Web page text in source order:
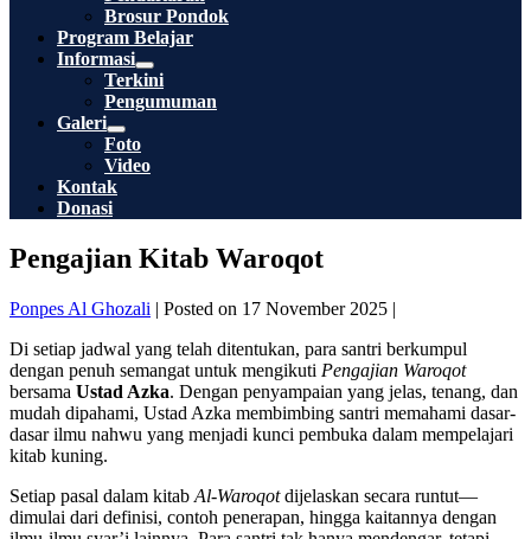
Brosur Pondok
Program Belajar
Informasi
Menu
Toggle
Terkini
Pengumuman
Galeri
Menu
Toggle
Foto
Video
Kontak
Donasi
Pengajian Kitab Waroqot
Ponpes Al Ghozali | Posted on 17 November 2025 |
Di setiap jadwal yang telah ditentukan, para santri berkumpul
dengan penuh semangat untuk mengikuti Pengajian Waroqot
bersama Ustad Azka. Dengan penyampaian yang jelas, tenang, dan
mudah dipahami, Ustad Azka membimbing santri memahami dasar-
dasar ilmu nahwu yang menjadi kunci pembuka dalam mempelajari
kitab kuning.
Setiap pasal dalam kitab Al-Waroqotdijelaskan secara runtut—
dimulai dari definisi, contoh penerapan, hingga kaitannya dengan